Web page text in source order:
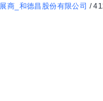
商_和德昌股份有限公司 /